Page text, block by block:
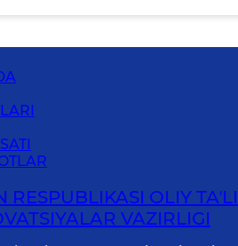
RESPUBLIKASI OLIY
VAZIRLIGI